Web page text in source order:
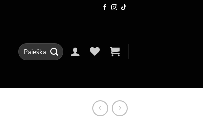
Ieškoti: